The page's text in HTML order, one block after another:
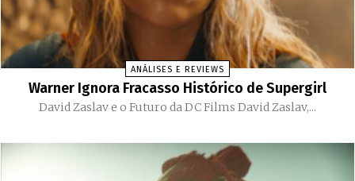
ANÁLISES E REVIEWS
Warner Ignora Fracasso Histórico de Supergirl
David Zaslav e o Futuro da DC Films David Zaslav,...